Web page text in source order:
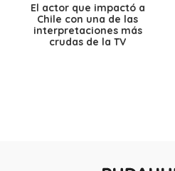
El actor que impactó a
Chile con una de las
interpretaciones más
crudas de la TV